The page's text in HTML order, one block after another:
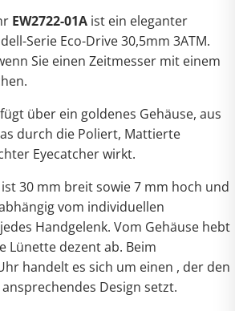
EW2722-01A ist ein eleganter
Serie Eco-Drive 30,5mm 3ATM.
Sie einen Zeitmesser mit einem
über ein goldenes Gehäuse, aus
durch die Poliert, Mattierte
Eyecatcher wirkt.
ist 30 mm breit sowie 7 mm hoch und
vom individuellen
Handgelenk. Vom Gehäuse hebt
e Lünette dezent ab. Beim
handelt es sich um einen , der den
Design setzt.